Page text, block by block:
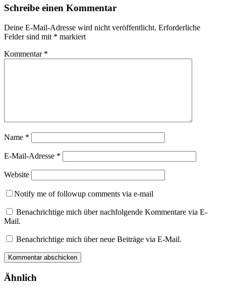
Schreibe einen Kommentar
Deine E-Mail-Adresse wird nicht veröffentlicht. Erforderliche
Felder sind mit * markiert
Kommentar *
Name *
E-Mail-Adresse *
Website
Notify me of followup comments via e-mail
Benachrichtige mich über nachfolgende Kommentare via E-
Mail.
Benachrichtige mich über neue Beiträge via E-Mail.
Ähnlich